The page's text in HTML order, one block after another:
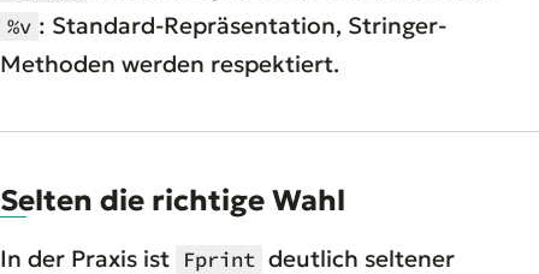
%v : Standard-Repräsentation, Stringer-
Methoden werden respektiert.
Selten die richtige Wahl
In der Praxis ist Fprint deutlich seltener